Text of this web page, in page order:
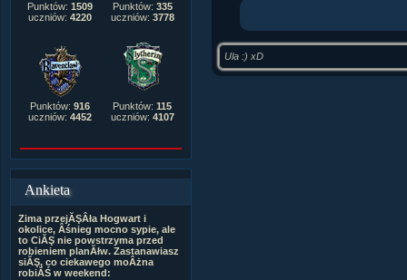
Punktów: 1509
uczniów: 4220
Punktów: 335
uczniów: 3778
Punktów: 916
uczniów: 4452
Punktów: 115
uczniów: 4107
Ankieta
Zima przejĂŞÂła Hogwart i
okolice, Âśnieg mocno sypie, ale
to CiĂŞ nie powstrzyma przed
robieniem planĂłw. Zastanawiasz
siĂŞ, co ciekawego moÂżna
robiĂŚ w weekend:
Ula :) xD